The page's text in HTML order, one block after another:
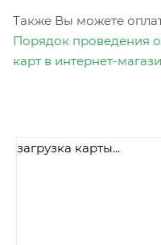
Также Вы можете
Порядок проведения
карт в интернет-
загрузка карты...